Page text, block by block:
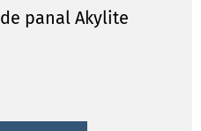
panal Akylite